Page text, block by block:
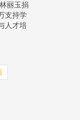
丽玉捐
支持学
人才培